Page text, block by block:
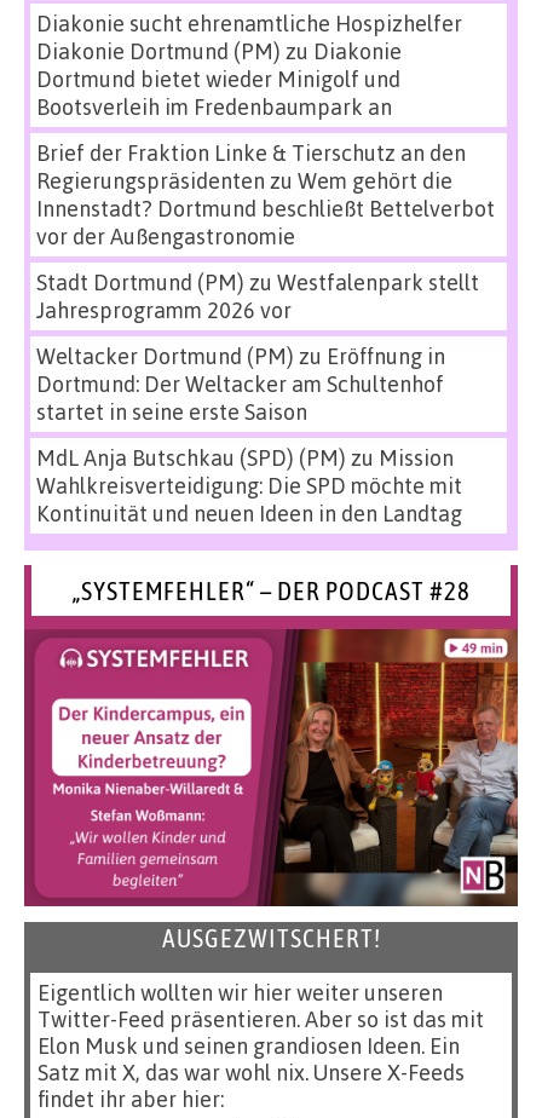
Diakonie sucht ehrenamtliche Hospizhelfer
Diakonie Dortmund (PM) zu Diakonie
Dortmund bietet wieder Minigolf und
Bootsverleih im Fredenbaumpark an
Brief der Fraktion Linke & Tierschutz an den
Regierungspräsidenten zu Wem gehört die
Innenstadt? Dortmund beschließt Bettelverbot
vor der Außengastronomie
Stadt Dortmund (PM) zu Westfalenpark stellt
Jahresprogramm 2026 vor
Weltacker Dortmund (PM) zu Eröffnung in
Dortmund: Der Weltacker am Schultenhof
startet in seine erste Saison
MdL Anja Butschkau (SPD) (PM) zu Mission
Wahlkreisverteidigung: Die SPD möchte mit
Kontinuität und neuen Ideen in den Landtag
„SYSTEMFEHLER“ – DER PODCAST #28
AUSGEZWITSCHERT!
Eigentlich wollten wir hier weiter unseren
Twitter-Feed präsentieren. Aber so ist das mit
Elon Musk und seinen grandiosen Ideen. Ein
Satz mit X, das war wohl nix. Unsere X-Feeds
findet ihr aber hier: